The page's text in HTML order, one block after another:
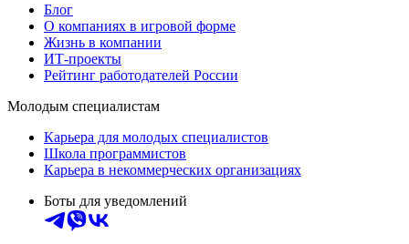
Блог
О компаниях в игровой форме
Жизнь в компании
ИТ-проекты
Рейтинг работодателей России
Молодым специалистам
Карьера для молодых специалистов
Школа программистов
Карьера в некоммерческих организациях
Боты для уведомлений